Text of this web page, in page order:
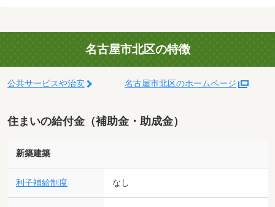
名古屋市北区の特徴
公共サービスや治安 名古屋市北区のホームページ
住まいの給付金（補助金・助成金）
新築建築
利子補給制度 なし